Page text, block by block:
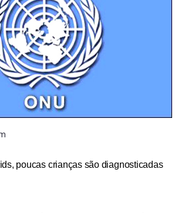
poucas crianças são diagnosticadas